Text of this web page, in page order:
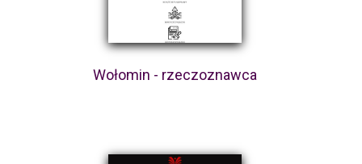
Wołomin - rzeczoznawca